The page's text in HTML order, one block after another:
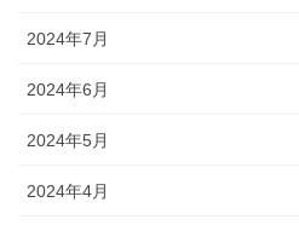
2024年7月
2024年6月
2024年5月
2024年4月